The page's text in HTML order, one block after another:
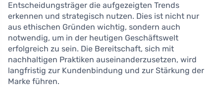
Entscheidungsträger die aufgezeigten Trends
erkennen und strategisch nutzen. Dies ist nicht nur
aus ethischen Gründen wichtig, sondern auch
notwendig, um in der heutigen Geschäftswelt
erfolgreich zu sein. Die Bereitschaft, sich mit
nachhaltigen Praktiken auseinanderzusetzen, wird
langfristig zur Kundenbindung und zur Stärkung der
Marke führen.